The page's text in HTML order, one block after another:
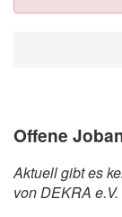
Offene
Aktuell gibt es
von DEKRA e.V.